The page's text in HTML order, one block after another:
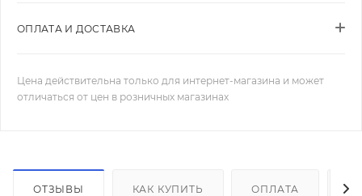
ОПЛАТА И ДОСТАВКА
Цена действительна только для интернет-магазина и может
отличаться от цен в розничных магазинах
ОТЗЫВЫ КАК КУПИТЬ ОПЛАТА